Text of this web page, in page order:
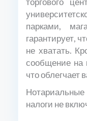
парками,
гарантирует,
не хватать.
сообщение на
что облегчает
налоги не